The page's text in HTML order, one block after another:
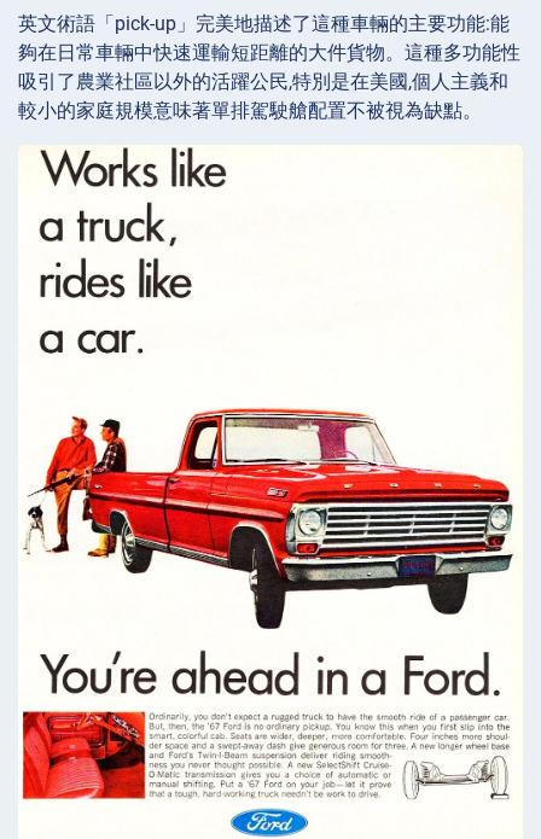
英文術語「pick-up」完美地描述了這種車輛的主要功能:能
夠在日常車輛中快速運輸短距離的大件貨物。這種多功能性
吸引了農業社區以外的活躍公民,特別是在美國,個人主義和
較小的家庭規模意味著單排駕駛艙配置不被視為缺點。